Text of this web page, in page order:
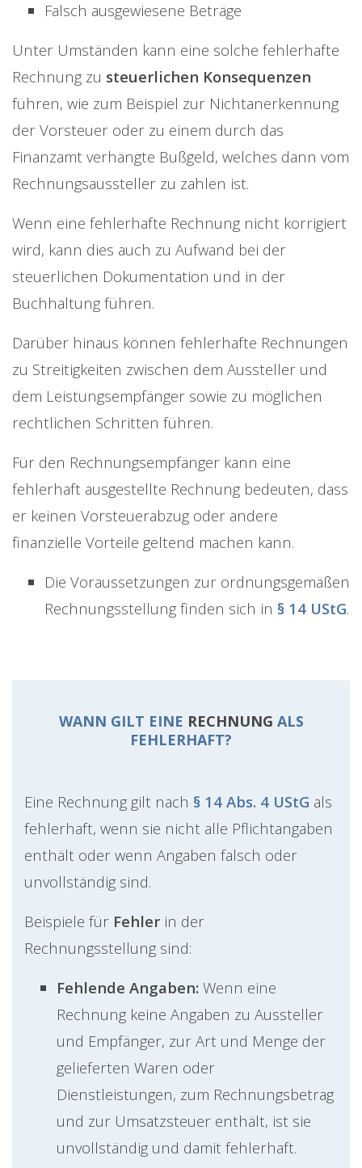
Falsch ausgewiesene Beträge
Unter Umständen kann eine solche fehlerhafte
Rechnung zu steuerlichen Konsequenzen
führen, wie zum Beispiel zur Nichtanerkennung
der Vorsteuer oder zu einem durch das
Finanzamt verhängte Bußgeld, welches dann vom
Rechnungsaussteller zu zahlen ist.
Wenn eine fehlerhafte Rechnung nicht korrigiert
wird, kann dies auch zu Aufwand bei der
steuerlichen Dokumentation und in der
Buchhaltung führen.
Darüber hinaus können fehlerhafte Rechnungen
zu Streitigkeiten zwischen dem Aussteller und
dem Leistungsempfänger sowie zu möglichen
rechtlichen Schritten führen.
Für den Rechnungsempfänger kann eine
fehlerhaft ausgestellte Rechnung bedeuten, dass
er keinen Vorsteuerabzug oder andere
finanzielle Vorteile geltend machen kann.
Die Voraussetzungen zur ordnungsgemäßen
Rechnungsstellung finden sich in § 14 UStG.
WANN GILT EINE RECHNUNG ALS
FEHLERHAFT?
Eine Rechnung gilt nach § 14 Abs. 4 UStG als
fehlerhaft, wenn sie nicht alle Pflichtangaben
enthält oder wenn Angaben falsch oder
unvollständig sind.
Beispiele für Fehler in der
Rechnungsstellung sind:
Fehlende Angaben: Wenn eine
Rechnung keine Angaben zu Aussteller
und Empfänger, zur Art und Menge der
gelieferten Waren oder
Dienstleistungen, zum Rechnungsbetrag
und zur Umsatzsteuer enthält, ist sie
unvollständig und damit fehlerhaft.